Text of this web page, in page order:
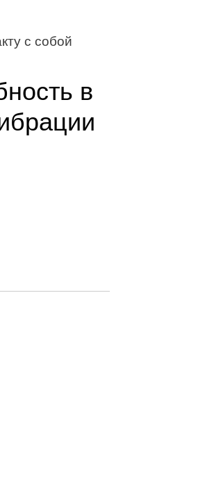
с собой
в